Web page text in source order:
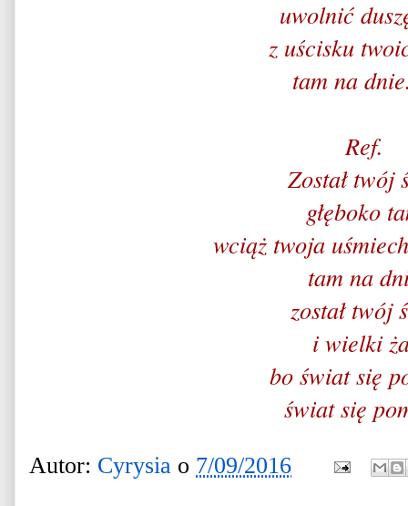
uwolnić
z uścisku
tam na
Ref.
Został twój
głęboko
wciąż twoja
tam na
został twój
i wielki
bo świat się
świat się
Autor: Cyrysia o 7/09/2016